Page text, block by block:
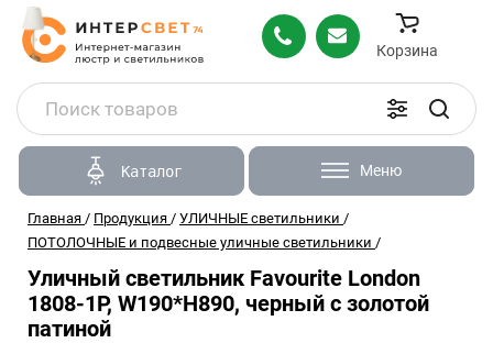
Корзина
Каталог Меню
Главная / Продукция / УЛИЧНЫЕ светильники /
ПОТОЛОЧНЫЕ и подвесные уличные светильники /
Уличный светильник Favourite London
1808-1P, W190*H890, черный с золотой
патиной